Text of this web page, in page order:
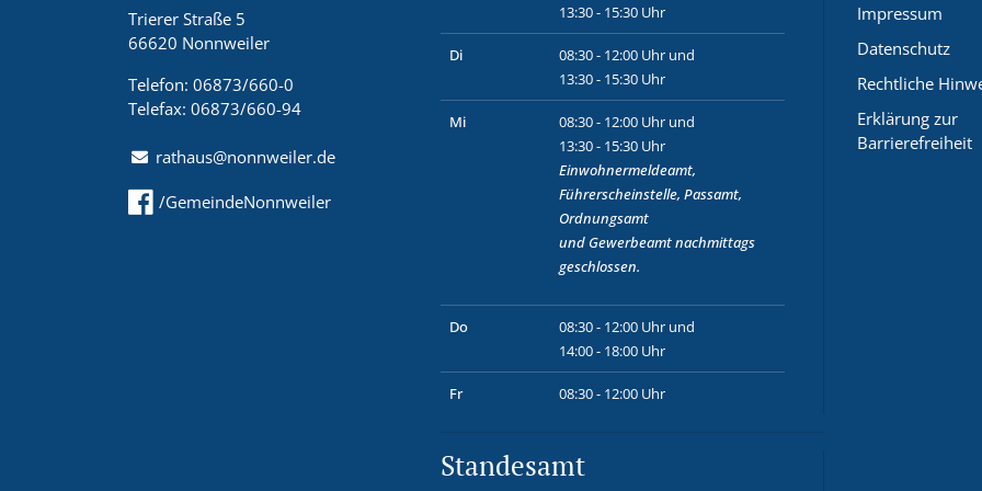
Trierer Straße 5
66620 Nonnweiler
Telefon: 06873/660-0
Telefax: 06873/660-94
rathaus@nonnweiler.de
/GemeindeNonnweiler
13:30 - 15:30 Uhr
Di
08:30 - 12:00 Uhr und
13:30 - 15:30 Uhr
Mi
08:30 - 12:00 Uhr und
13:30 - 15:30 Uhr
Einwohnermeldeamt,
Führerscheinstelle, Passamt,
Ordnungsamt
und Gewerbeamtnachmittags
geschlossen.
Do
08:30 - 12:00 Uhr und
14:00 - 18:00 Uhr
Fr 08:30 - 12:00 Uhr
Standesamt
Impressum
Datenschutz
Rechtliche
Erklärung zur
Barrierefreiheit